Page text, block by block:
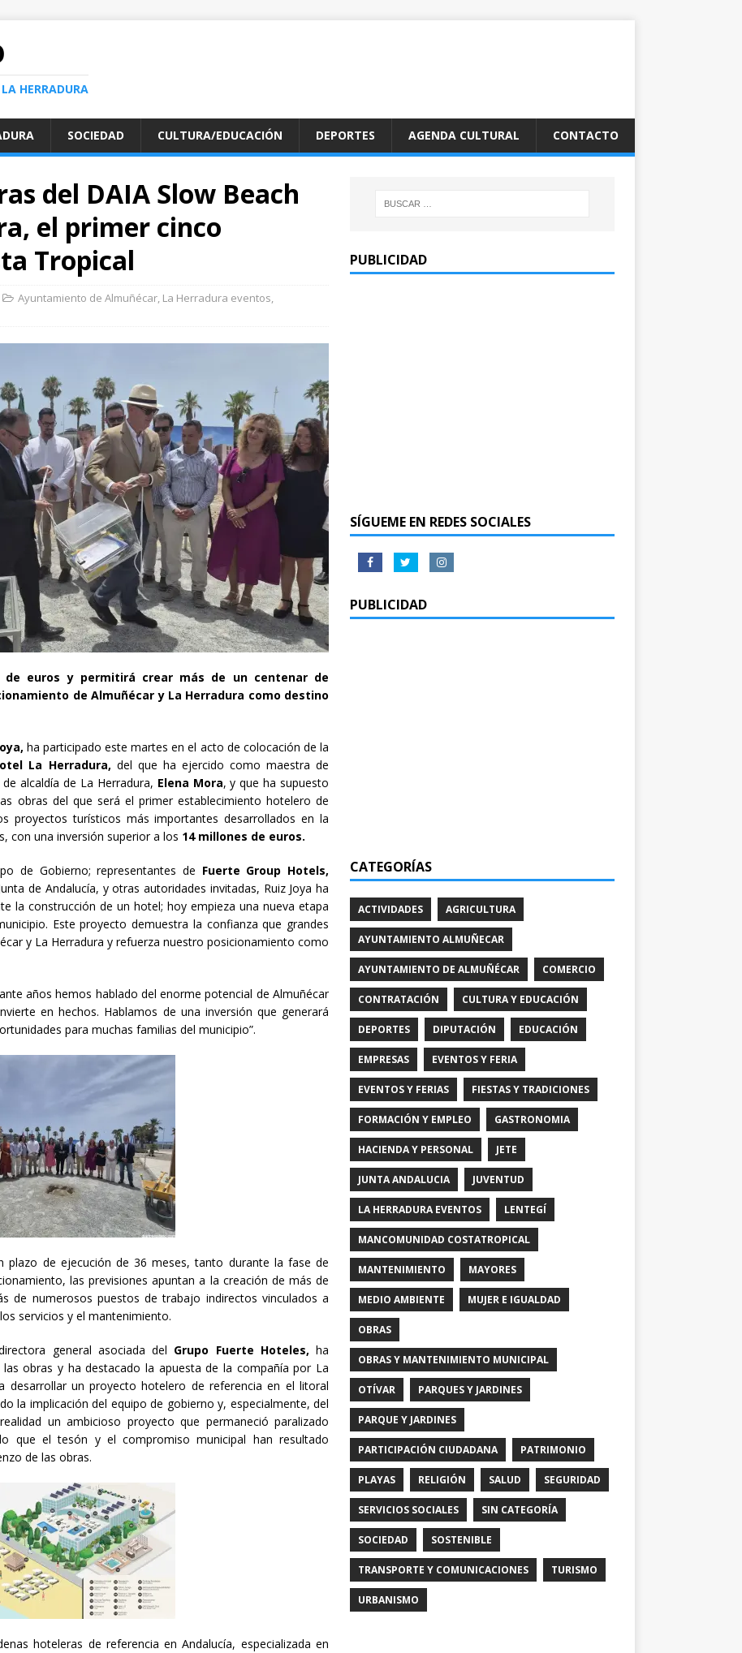
HERRADURA
SOCIEDAD CULTURA/EDUCACIÓN DEPORTES AGENDA CULTURAL CONTACTO
del DAIA Slow Beach
el primer cinco
Tropical
Ayuntamiento de Almuñécar, La Herradura eventos,
de euros y permitirá crear más de un centenar de
de Almuñécar y La Herradura como destino
ha participado este martes en el acto de colocación de la
La Herradura, del que ha ejercido como maestra de
alcaldía de La Herradura, Elena Mora, y que ha supuesto
obras del que será el primer establecimiento hotelero de
proyectos turísticos más importantes desarrollados en la
con una inversión superior a los 14 millones de euros.
de Gobierno; representantes de Fuerte Group Hotels,
de Andalucía, y otras autoridades invitadas, Ruiz Joya ha
la construcción de un hotel; hoy empieza una nueva etapa
Este proyecto demuestra la confianza que grandes
y La Herradura y refuerza nuestro posicionamiento como
años hemos hablado del enorme potencial de Almuñécar
en hechos. Hablamos de una inversión que generará
para muchas familias del municipio”.
plazo de ejecución de 36 meses, tanto durante la fase de
las previsiones apuntan a la creación de más de
de numerosos puestos de trabajo indirectos vinculados a
servicios y el mantenimiento.
general asociada del Grupo Fuerte Hoteles, ha
obras y ha destacado la apuesta de la compañía por La
desarrollar un proyecto hotelero de referencia en el litoral
la implicación del equipo de gobierno y, especialmente, del
un ambicioso proyecto que permaneció paralizado
que el tesón y el compromiso municipal han resultado
de las obras.
hoteleras de referencia en Andalucía, especializada en
PUBLICIDAD
SÍGUEME EN REDES SOCIALES
PUBLICIDAD
CATEGORÍAS
ACTIVIDADES AGRICULTURA
AYUNTAMIENTO ALMUÑECAR
AYUNTAMIENTO DE ALMUÑÉCAR COMERCIO
CONTRATACIÓN CULTURA Y EDUCACIÓN
DEPORTES DIPUTACIÓN EDUCACIÓN
EMPRESAS EVENTOS Y FERIA
EVENTOS Y FERIAS FIESTAS Y TRADICIONES
FORMACIÓN Y EMPLEO GASTRONOMIA
HACIENDA Y PERSONAL JETE
JUNTA ANDALUCIA JUVENTUD
LA HERRADURA EVENTOS LENTEGÍ
MANCOMUNIDAD COSTATROPICAL
MANTENIMIENTO MAYORES
MEDIO AMBIENTE MUJER E IGUALDAD
OBRAS
OBRAS Y MANTENIMIENTO MUNICIPAL
OTÍVAR PARQUES Y JARDINES
PARQUE Y JARDINES
PARTICIPACIÓN CIUDADANA PATRIMONIO
PLAYAS RELIGIÓN SALUD SEGURIDAD
SERVICIOS SOCIALES SIN CATEGORÍA
SOCIEDAD SOSTENIBLE
TRANSPORTE Y COMUNICACIONES TURISMO
URBANISMO